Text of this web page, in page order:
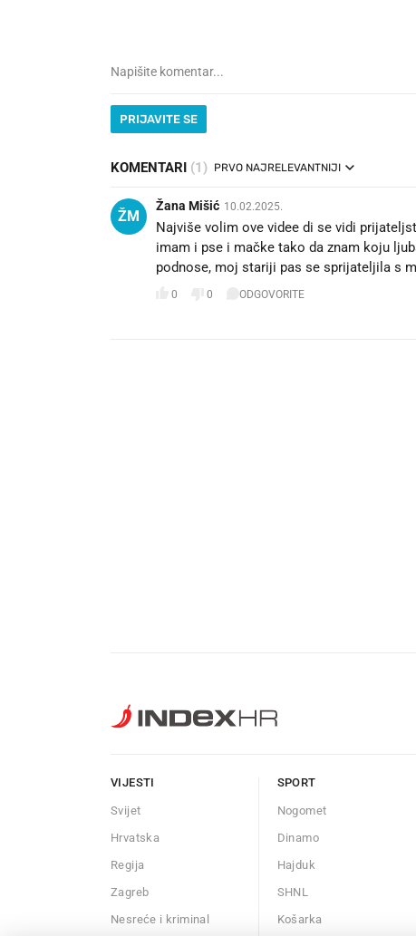
PRIJAVITE SE
KOMENTARI (1) PRVO NAJRELEVANTNIJI
ŽM
Žana Mišić 10.02.2025.
Najviše volim ove videe di se vidi
imam i pse i mačke tako da znam koju
podnose, moj stariji pas se sprijateljila s
0 0 ODGOVORITE
VIJESTI
Svijet
Hrvatska
Regija
Zagreb
Nesreće i kriminal
SPORT
Nogomet
Dinamo
Hajduk
SHNL
Košarka